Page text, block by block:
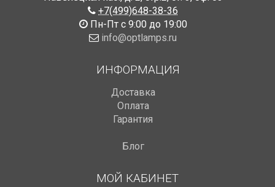
+7(499)648-38-36
Пн-Пт с 9:00 до 19:00
info@optlamps.ru
ИНФОРМАЦИЯ
Доставка
Оплата
Гарантия
Блог
МОЙ КАБИНЕТ